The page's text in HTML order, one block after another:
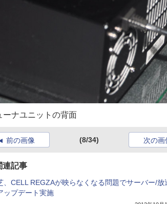
ーナユニットの背面
前の画像 (8/34) 次の画
連記事
、CELL REGZAが映らなくなる問題でサーバー/放
ップデート実施